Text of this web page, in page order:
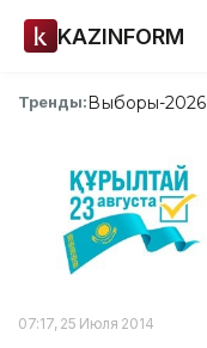
KAZINFORM
Тренды:Выборы-2026
07:17, 25 Июля 2014